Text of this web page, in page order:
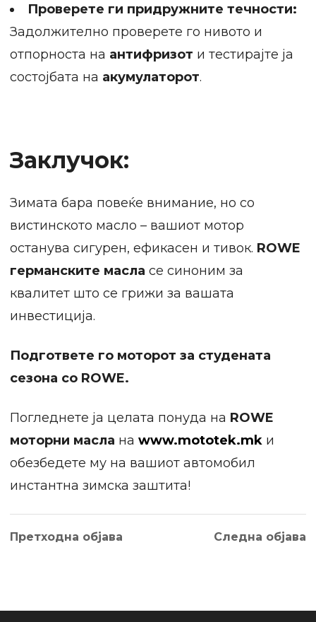
Проверете ги придружните течности:
Задолжително проверете го нивото и
отпорноста на антифризот и тестирајте ја
состојбата на акумулаторот.
Заклучок:
Зимата бара повеќе внимание, но со
вистинското масло – вашиот мотор
останува сигурен, ефикасен и тивок. ROWE
германските масла се синоним за
квалитет што се грижи за вашата
инвестиција.
Подгответе го моторот за студената
сезона со ROWE.
Погледнете ја целата понуда на ROWE
моторни масла на www.mototek.mk и
обезбедете му на вашиот автомобил
инстантна зимска заштита!
Претходна објава Следна објава